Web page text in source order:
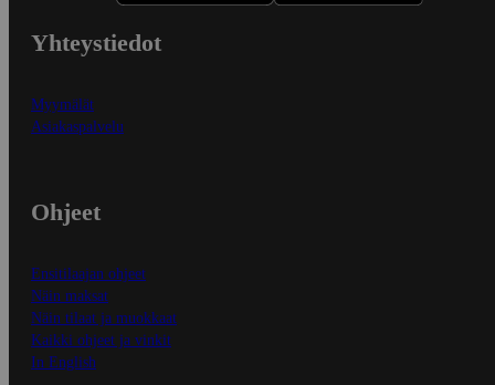
Yhteystiedot
Myymälät
Asiakaspalvelu
Ohjeet
Ensitilaajan ohjeet
Näin maksat
Näin tilaat ja muokkaat
Kaikki ohjeet ja vinkit
In English